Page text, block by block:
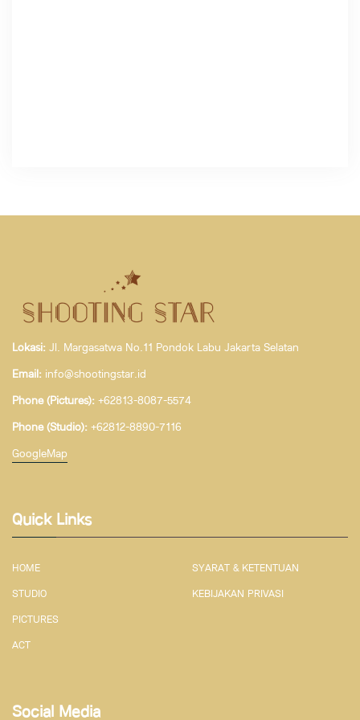
Lokasi: Jl. Margasatwa No.11 Pondok Labu Jakarta Selatan
Email: info@shootingstar.id
Phone (Pictures): +62813-8087-5574
Phone (Studio): +62812-8890-7116
GoogleMap
Quick Links
HOME SYARAT & KETENTUAN
STUDIO KEBIJAKAN PRIVASI
PICTURES
ACT
Social Media